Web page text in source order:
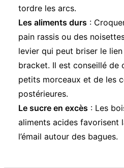
tordre les arcs.
Les aliments durs :
pain rassis ou des
levier qui peut briser le
bracket. Il est conseillé de
petits morceaux et de les
postérieures.
Le sucre en excès : Les
aliments acides favorisent
l’émail autour des bagues.